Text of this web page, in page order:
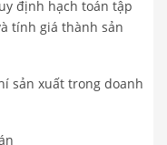
định hạch toán tập
tính giá thành sản
sản xuất trong doanh